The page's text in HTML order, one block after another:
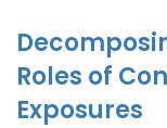
Roles of
Exposures